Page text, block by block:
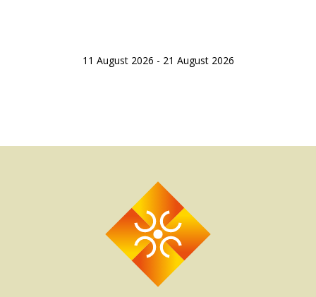
11 August 2026 - 21 August 2026